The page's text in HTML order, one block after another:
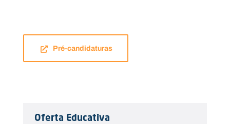
Pré-candidaturas
Oferta Educativa